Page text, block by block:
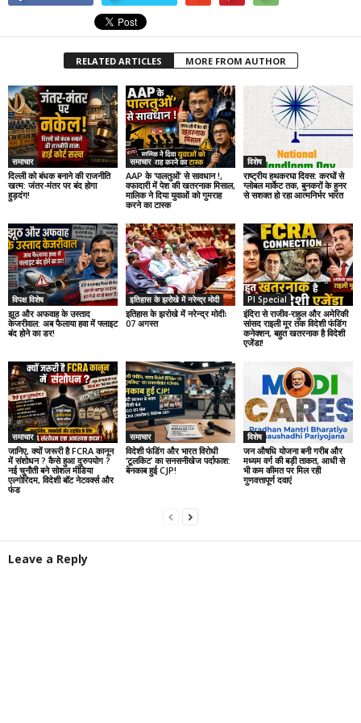
RELATED ARTICLES MORE FROM AUTHOR
समाचार
दिल्ली को बंधक बनाने की राजनीति
खत्म: जंतर-मंतर पर बंद होगा
हुड़दंग!
समाचार
AAP के ‘पालतुओं’ से सावधान !,
वफादारी में पेश की खतरनाक मिसाल,
मालिक ने दिया युवाओं को गुमराह
करने का टास्क
विशेष
राष्ट्रीय हथकरघा दिवस: करघों से
ग्लोबल मार्केट तक, बुनकरों के हुनर
से सशक्त हो रहा आत्मनिर्भर भारत
विपक्ष विशेष
झूठ और अफवाह के उस्ताद
केजरीवाल: अब फैलाया हवा में फ्लाइट
बंद होने का डर!
इतिहास के झरोखे में नरेन्द्र मोदी
इतिहास के झरोखे में नरेन्द्र मोदीः
07 अगस्त
PI Special
इंदिरा से राजीव-राहुल और अमेरिकी
सांसद राइली मूर तक विदेशी फंडिंग
कनेक्शन, बहुत खतरनाक है विदेशी
एजेंडा!
समाचार
जानिए, क्यों जरूरी है FCRA कानून
में संशोधन ? कैसे हुआ दुरुपयोग ?
नई चुनौती बने सोशल मीडिया
एल्गोरिदम, विदेशी बॉट नेटवर्क्स और
फंड
समाचार
विदेशी फंडिंग और भारत विरोधी
‘टूलकिट’ का सनसनीखेज पर्दाफाश:
बेनकाब हुई CJP!
विशेष
जन औषधि योजना बनी गरीब और
मध्यम वर्ग की बड़ी ताकत, आधी से
भी कम कीमत पर मिल रही
गुणवत्तापूर्ण दवाएं
Leave a Reply